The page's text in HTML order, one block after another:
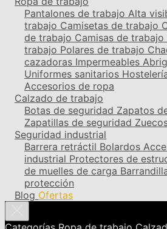
Pantalones de trabajo Alta
trabajo Camisetas de trabajo
de trabajo Camisas de trabajo
trabajo Polares de trabajo
cazadoras Impermeables
Uniformes sanitarios
Accesorios de ropa
Calzado de trabajo
Botas de seguridad Zapatos
Zapatillas de seguridad
Seguridad industrial
Barrera retráctil Bolardos
industrial Protectores de
de muelles de carga
protección
Blog Ofertas